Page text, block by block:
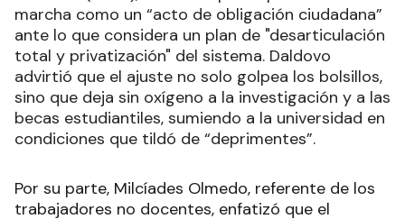
marcha como un “acto de obligación ciudadana”
ante lo que considera un plan de "desarticulación
total y privatización" del sistema. Daldovo
advirtió que el ajuste no solo golpea los bolsillos,
sino que deja sin oxígeno a la investigación y a las
becas estudiantiles, sumiendo a la universidad en
condiciones que tildó de “deprimentes”.
Por su parte, Milcíades Olmedo, referente de los
trabajadores no docentes, enfatizó que el